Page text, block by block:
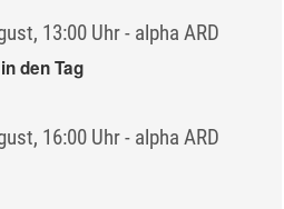
13:00 Uhr - alpha ARD
den Tag
16:00 Uhr - alpha ARD